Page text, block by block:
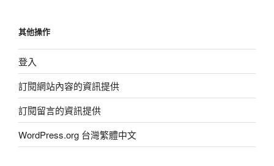
其他操作
登入
訂閱網站內容的資訊提供
訂閱留言的資訊提供
WordPress.org 台灣繁體中文